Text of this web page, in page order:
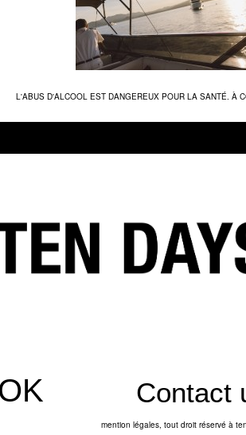
L'ABUS D'ALCOOL EST DANGEREUX POUR LA SANTÉ. À
Contact
mention légales, tout droit réservé à